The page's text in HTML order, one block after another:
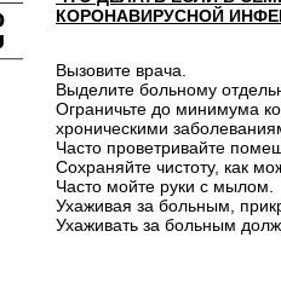
КОРОНАВИРУСНОЙ
Вызовите врача.
Выделите больному
Ограничьте до минимума
хроническими
Часто проветривайте
Сохраняйте чистоту, как
Часто мойте руки с мылом.
Ухаживая за больным,
Ухаживать за больным